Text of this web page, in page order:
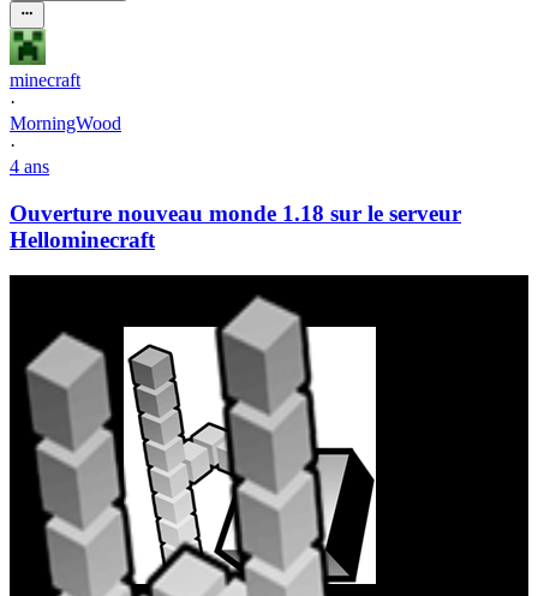
minecraft
·
MorningWood
·
4 ans
Ouverture nouveau monde 1.18 sur le serveur
Hellominecraft